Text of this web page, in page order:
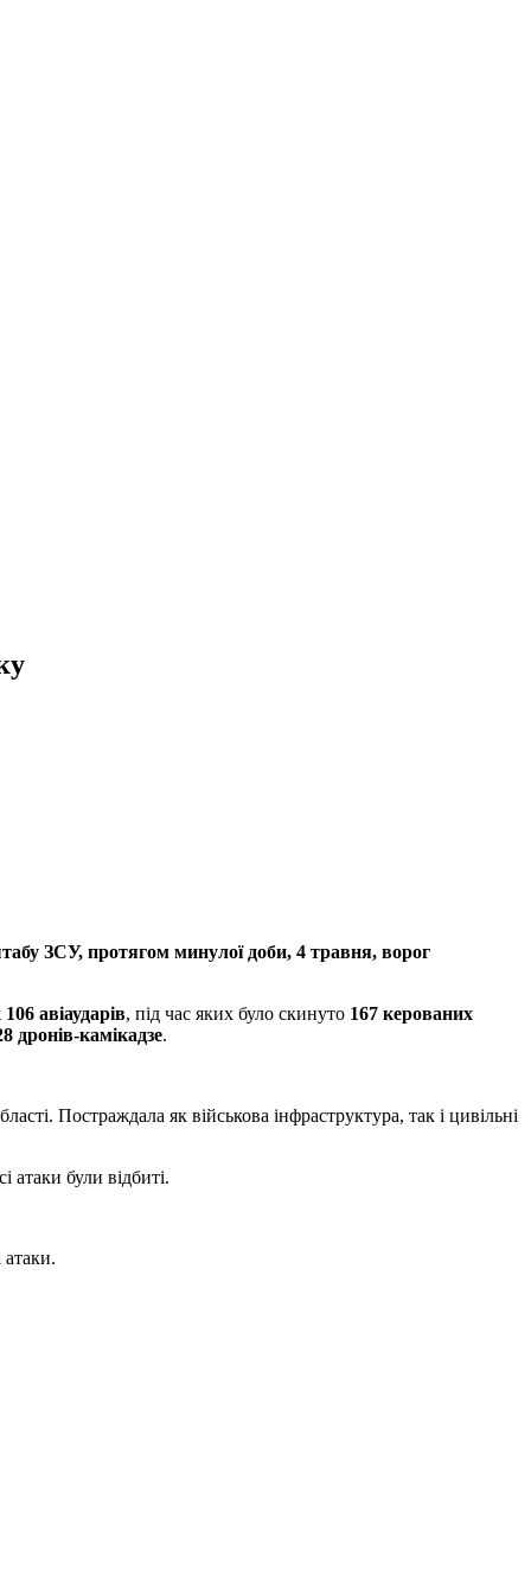
ЗСУ, протягом минулої доби, 4 травня, ворог
106 авіаударів, під час яких було скинуто 167 керованих
дронів-камікадзе.
Постраждала як військова інфраструктура, так і цивільні
атаки були відбиті.
атаки.